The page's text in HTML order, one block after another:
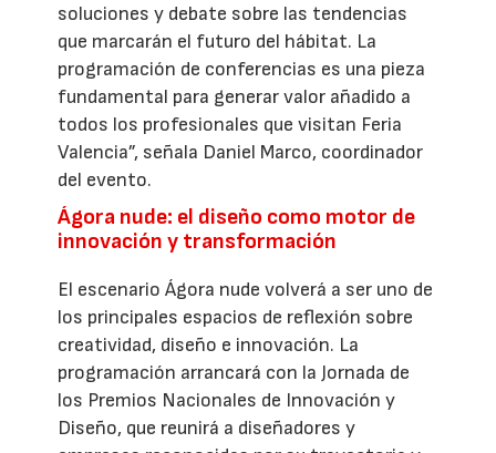
soluciones y debate sobre las tendencias
que marcarán el futuro del hábitat. La
programación de conferencias es una pieza
fundamental para generar valor añadido a
todos los profesionales que visitan Feria
Valencia”, señala Daniel Marco, coordinador
del evento.
Ágora nude: el diseño como motor de
innovación y transformación
El escenario Ágora nude volverá a ser uno de
los principales espacios de reflexión sobre
creatividad, diseño e innovación. La
programación arrancará con la Jornada de
los Premios Nacionales de Innovación y
Diseño, que reunirá a diseñadores y